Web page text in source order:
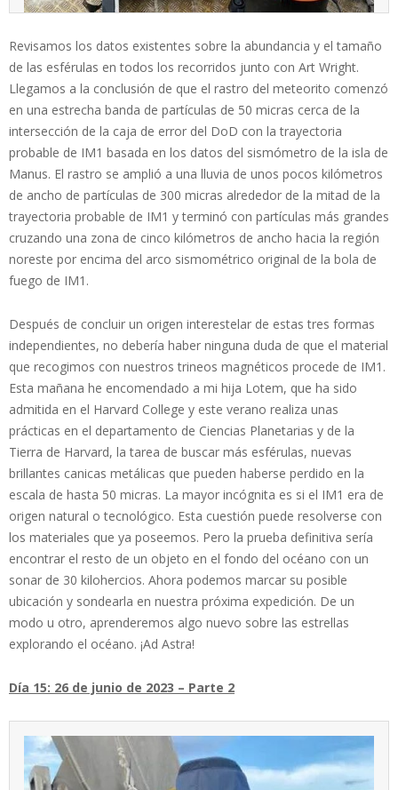
Revisamos los datos existentes sobre la abundancia y el tamaño
de las esférulas en todos los recorridos junto con Art Wright.
Llegamos a la conclusión de que el rastro del meteorito comenzó
en una estrecha banda de partículas de 50 micras cerca de la
intersección de la caja de error del DoD con la trayectoria
probable de IM1 basada en los datos del sismómetro de la isla de
Manus. El rastro se amplió a una lluvia de unos pocos kilómetros
de ancho de partículas de 300 micras alrededor de la mitad de la
trayectoria probable de IM1 y terminó con partículas más grandes
cruzando una zona de cinco kilómetros de ancho hacia la región
noreste por encima del arco sismométrico original de la bola de
fuego de IM1.
Después de concluir un origen interestelar de estas tres formas
independientes, no debería haber ninguna duda de que el material
que recogimos con nuestros trineos magnéticos procede de IM1.
Esta mañana he encomendado a mi hija Lotem, que ha sido
admitida en el Harvard College y este verano realiza unas
prácticas en el departamento de Ciencias Planetarias y de la
Tierra de Harvard, la tarea de buscar más esférulas, nuevas
brillantes canicas metálicas que pueden haberse perdido en la
escala de hasta 50 micras. La mayor incógnita es si el IM1 era de
origen natural o tecnológico. Esta cuestión puede resolverse con
los materiales que ya poseemos. Pero la prueba definitiva sería
encontrar el resto de un objeto en el fondo del océano con un
sonar de 30 kilohercios. Ahora podemos marcar su posible
ubicación y sondearla en nuestra próxima expedición. De un
modo u otro, aprenderemos algo nuevo sobre las estrellas
explorando el océano. ¡Ad Astra!
Día 15: 26 de junio de 2023 – Parte 2